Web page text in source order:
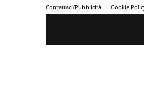
Contattaci/Pubblicità Cookie